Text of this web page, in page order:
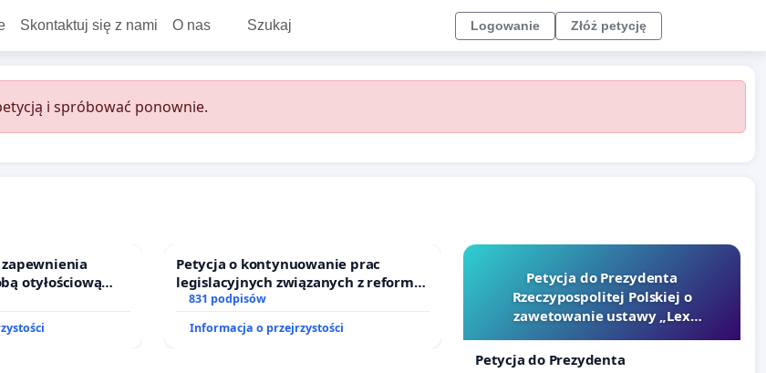
Skontaktuj się z nami O nas Szukaj Logowanie Złóż petycję
i spróbować ponownie.
otyłościową
leczenia
Petycja o kontynuowanie prac
legislacyjnych związanych z reformą
prawa rodzinnego
831 podpisów
Informacja o przejrzystości
Petycja do Prezydenta
Rzeczypospolitej Polskiej o
zawetowanie ustawy „Lex
Petycja do Prezydenta